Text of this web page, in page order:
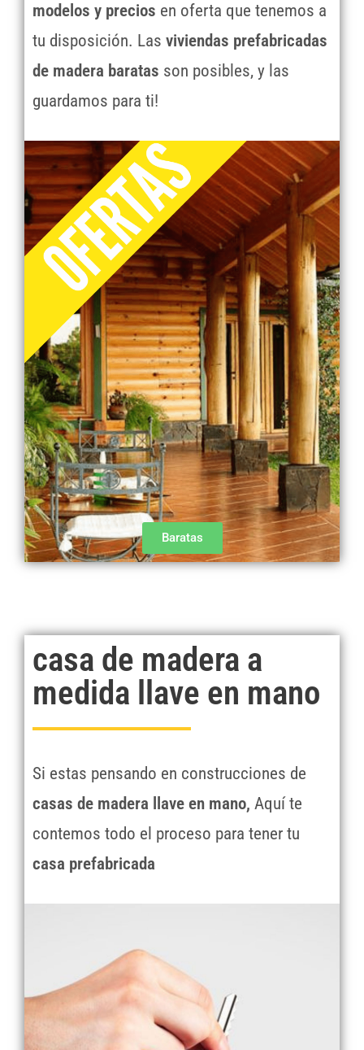
modelos y precios en oferta que tenemos a
tu disposición. Las viviendas prefabricadas
de madera baratas son posibles, y las
guardamos para ti!
Baratas
casa de madera a
medida llave en mano
Si estas pensando en construcciones de
casas de madera llave en mano, Aquí te
contemos todo el proceso para tener tu
casa prefabricada